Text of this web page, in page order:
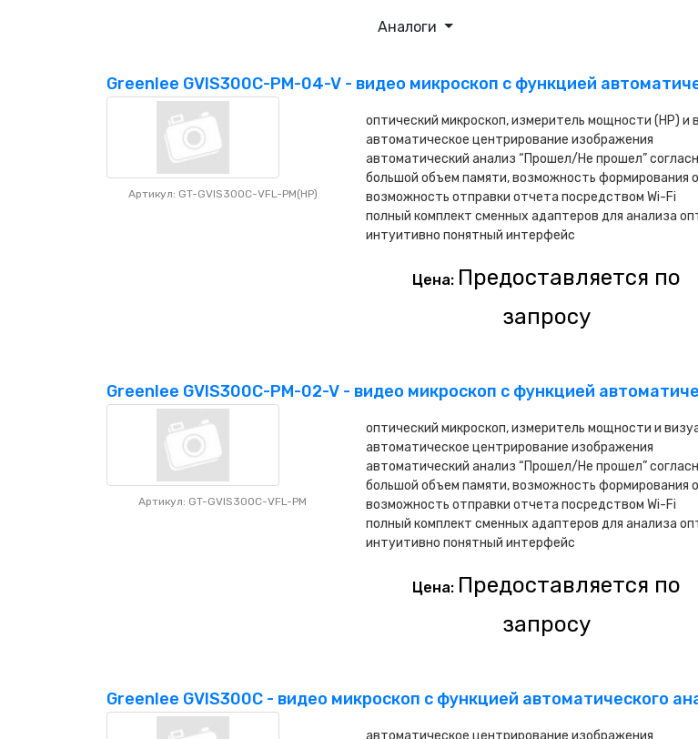
Аналоги
Greenlee GVIS300C-PM-04-V - видео микроскоп с функцией
Артикул: GT-GVIS300C-VFL-PM(HP)
оптический микроскоп, измеритель мощности (HP) и
автоматическое центрирование изображения
автоматический анализ “Прошел/Не прошел”
большой объем памяти, возможность формирования
возможность отправки отчета посредством Wi-Fi
полный комплект сменных адаптеров для анализа
интуитивно понятный интерфейс
Цена: Предоставляется по
запросу
Greenlee GVIS300C-PM-02-V - видео микроскоп с функцией
Артикул: GT-GVIS300C-VFL-PM
оптический микроскоп, измеритель мощности и
автоматическое центрирование изображения
автоматический анализ “Прошел/Не прошел”
большой объем памяти, возможность формирования
возможность отправки отчета посредством Wi-Fi
полный комплект сменных адаптеров для анализа
интуитивно понятный интерфейс
Цена: Предоставляется по
запросу
Greenlee GVIS300C - видео микроскоп с функцией автоматического
автоматическое центрирование изображения